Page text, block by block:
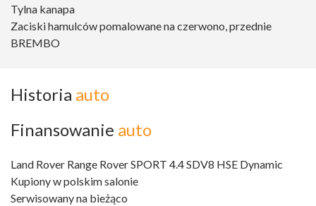
Tylna kanapa
Zaciski hamulców pomalowane na czerwono, przednie
BREMBO
Historia auto
Finansowanie auto
Land Rover Range Rover SPORT 4.4 SDV8 HSE Dynamic
Kupiony w polskim salonie
Serwisowany na bieżąco